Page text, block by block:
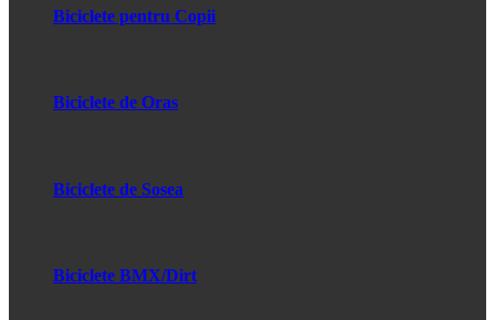
Biciclete pentru Copii
Biciclete de Oras
Biciclete de Sosea
Biciclete BMX/Dirt